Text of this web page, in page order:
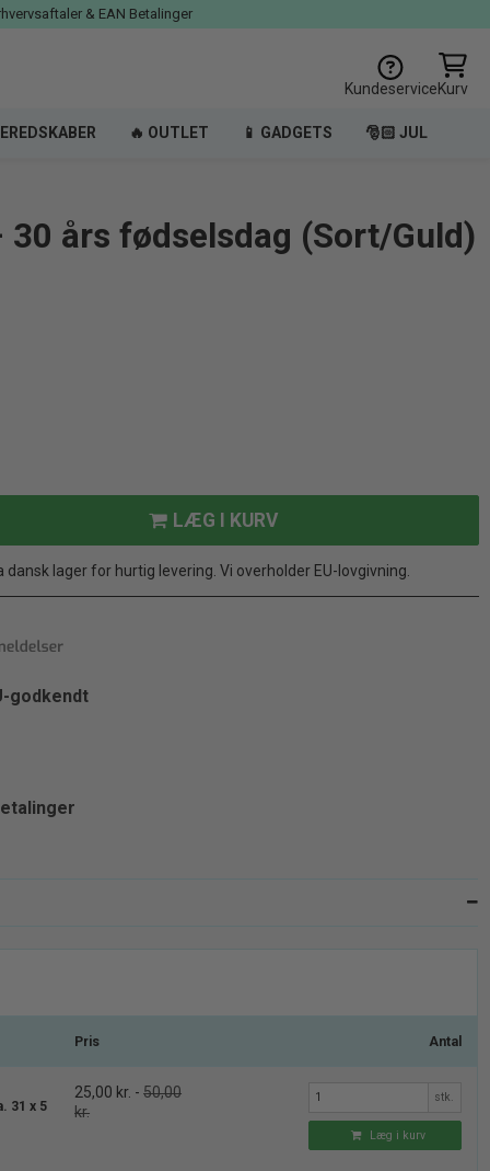
& EAN Betalinger
KundeserviceKurv
🔥 OUTLET 📱 GADGETS 🎅🏻 JUL
30 års fødselsdag (Sort/Guld)
LÆG I KURV
lager for hurtig levering. Vi overholder EU-lovgivning.
godkendt
Pris Antal
31 x 5
25,00 kr. -50,00
kr.
stk.
Læg i kurv